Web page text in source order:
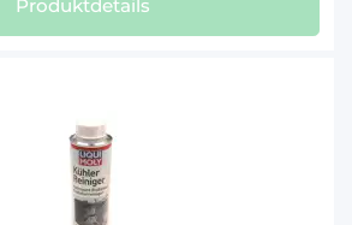
Produktdetails